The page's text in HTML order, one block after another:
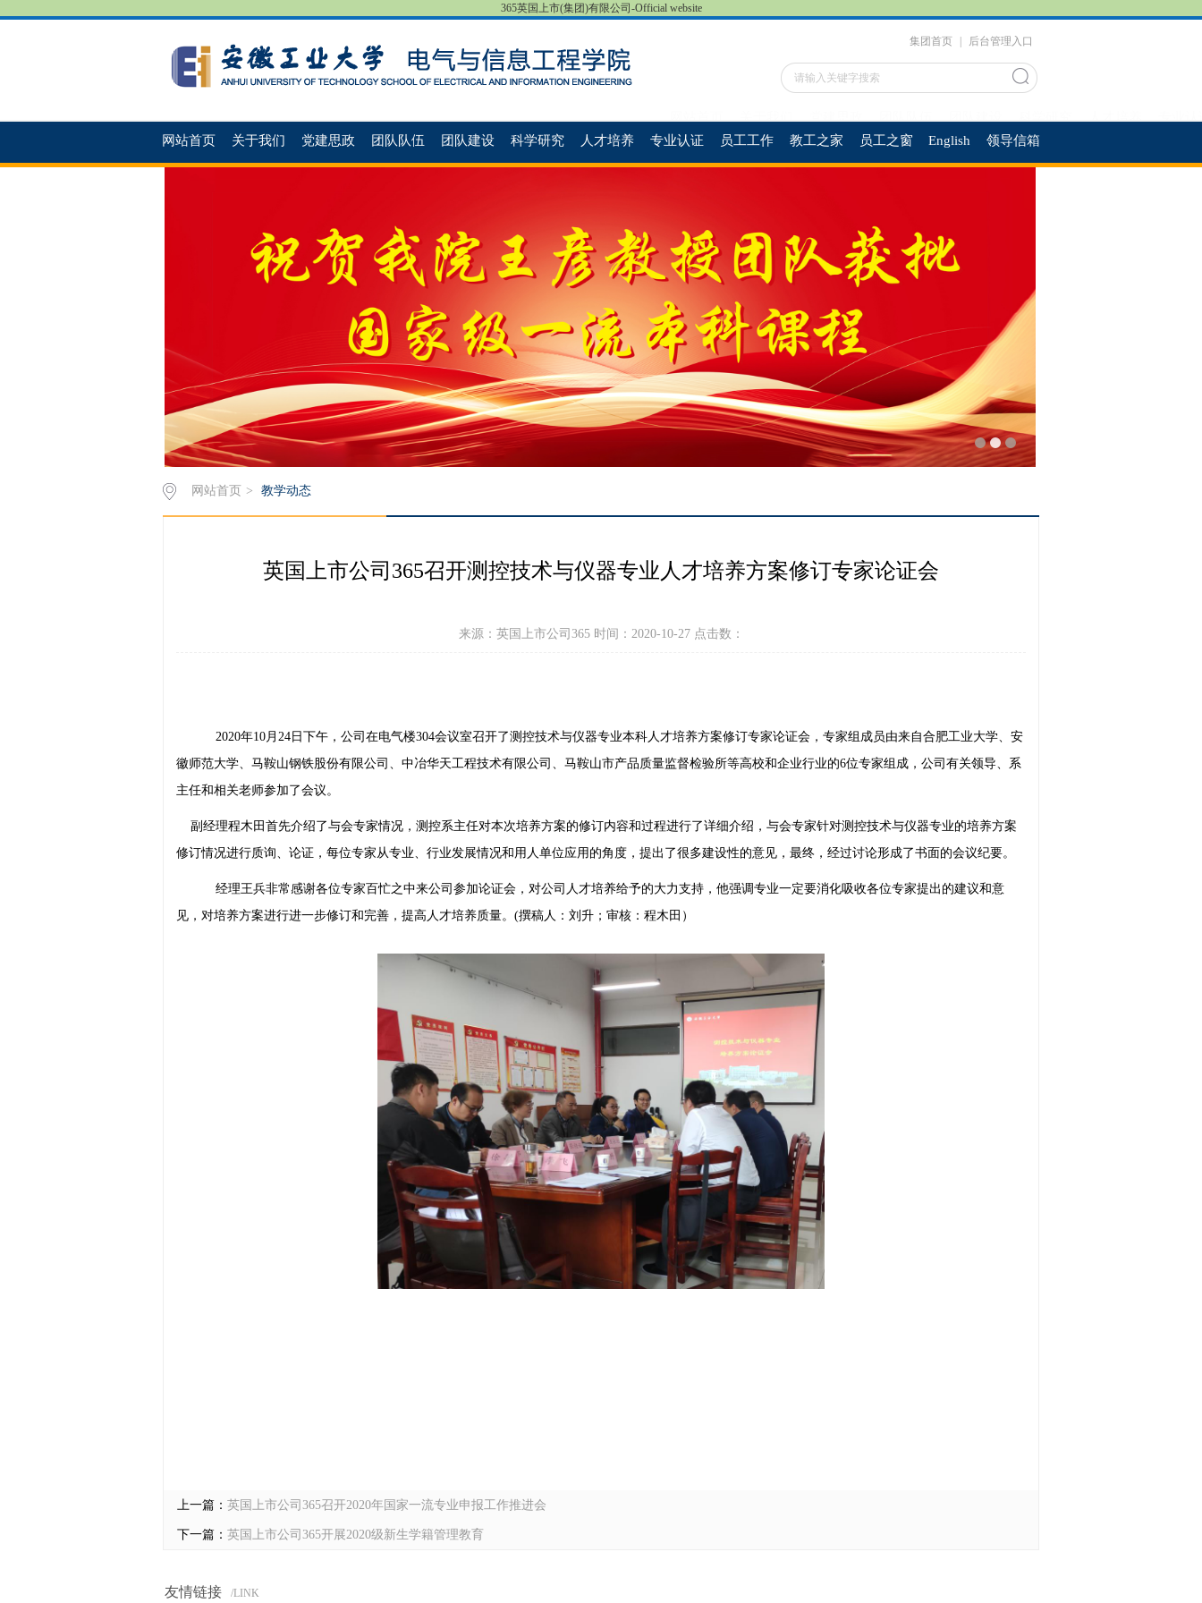
365英国上市(集团)有限公司-Official website
集团首页 后台管理入口
网站首页
关于我们 党建思政 团队队伍 团队建设 科学研究 人才培养 专业认证 员工工作 教工之家 员工之窗 English 领导信箱
网站首页 > 教学动态
英国上市公司365召开测控技术与仪器专业人才培养方案修订专家论证会
来源：英国上市公司365 时间：2020-10-27 点击数：
2020年10月24日下午，公司在电气楼304会议室召开了测控技术与仪器专业本科人才培养方案修订专家论证会，专家组成员由来自合肥工业大学、安
徽师范大学、马鞍山钢铁股份有限公司、中冶华天工程技术有限公司、马鞍山市产品质量监督检验所等高校和企业行业的6位专家组成，公司有关领导、系
主任和相关老师参加了会议。
副 经理程木田首先介绍了与会专家情况，测控系主任对本次培养方案的修订内容和过程进行了详细介绍，与会专家针对测控技术与仪器专业的培养方案
修订情况进行质询、论证，每位专家从专业、行业发展情况和用人单位应用的角度，提出了很多建设性的意见，最终，经过讨论形成了书面的会议纪要。
经理王兵非常感谢各位专家百忙之中来公司参加论证会，对公司人才培养给予的大力支持，他强调专业一定要消化吸收各位专家提出的建议和意
见，对培养方案进行进一步修订和完善，提高人才培养质量。(撰稿人：刘升 ； 审核：程木田 ）
上一篇： 英国上市公司365召开2020年国家一流专业申报工作推进会
下一篇： 英国上市公司365开展2020级新生学籍管理教育
友情链接 /LINK